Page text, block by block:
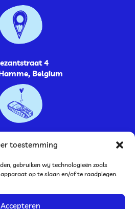
toestemming
gebruiken wij technologieën zoals
op te slaan en/of te raadplegen.
Accepteren
4
Belgium